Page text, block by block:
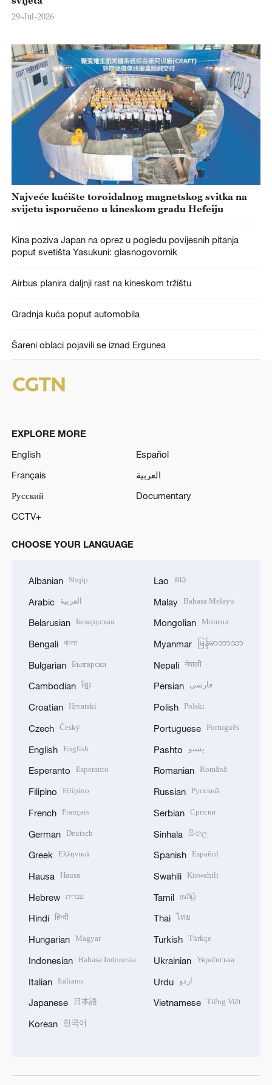
29-Jul-2026
Najveće kućište toroidalnog magnetskog svitka na
svijetu isporučeno u kineskom gradu Hefeiju
Kina poziva Japan na oprez u pogledu povijesnih pitanja
poput svetišta Yasukuni: glasnogovornik
Airbus planira daljnji rast na kineskom tržištu
Gradnja kuća poput automobila
Šareni oblaci pojavili se iznad Ergunea
EXPLORE MORE
English
Español
Français
العربية
Русский
Documentary
CCTV+
CHOOSE YOUR LANGUAGE
Albanian Shqip
Arabic العربية
Belarusian Беларуская
Bengali বাংলা
Bulgarian Български
Cambodian ខ្មែរ
Croatian Hrvatski
Czech Český
English English
Esperanto Esperanto
Filipino Filipino
French Français
German Deutsch
Greek Ελληνικά
Hausa Hausa
Hebrew עברית
Hindi हिन्दी
Hungarian Magyar
Indonesian Bahasa Indonesia
Italian Italiano
Japanese 日本語
Korean 한국어
Lao ລາວ
Malay Bahasa Melayu
Mongolian Монгол
Myanmar မြန်မာဘာသာ
Nepali नेपाली
Persian فارسی
Polish Polski
Portuguese Português
Pashto پښتو
Romanian Română
Russian Русский
Serbian Српски
Sinhala සිංහල
Spanish Español
Swahili Kiswahili
Tamil தமிழ்
Thai ไทย
Turkish Türkçe
Ukrainian Українська
Urdu اردو
Vietnamese Tiếng Việt